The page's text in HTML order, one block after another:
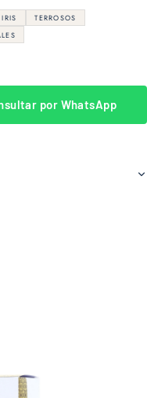
IRIS
TERROSOS
por WhatsApp